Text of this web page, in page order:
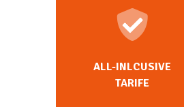
ALL-INLCUSIVE
TARIFE